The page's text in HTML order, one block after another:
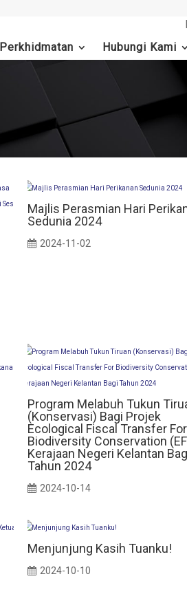
Perkhidmatan Hubungi Kami
Majlis Perasmian Hari
Sedunia 2024
2024-11-02
Program Melabuh Tukun
(Konservasi) Bagi Projek
Ecological Fiscal Transfer For
Biodiversity Conservation
Kerajaan Negeri Kelantan
Tahun 2024
2024-10-14
Menjunjung Kasih Tuanku!
2024-10-10